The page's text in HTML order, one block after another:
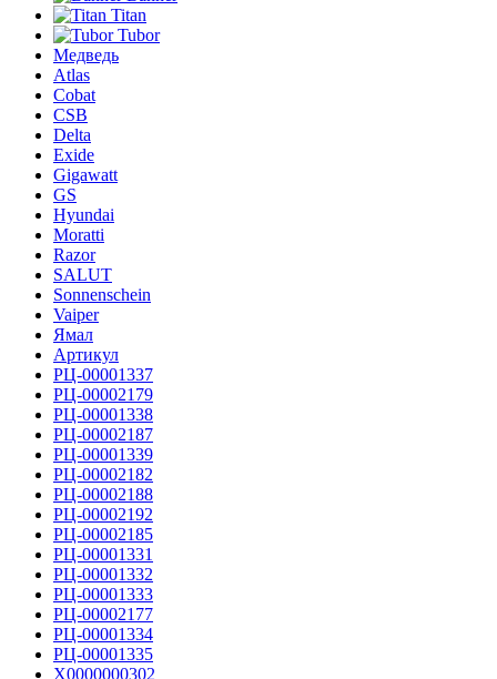
Titan
Tubor
Медведь
Atlas
Cobat
CSB
Delta
Exide
Gigawatt
GS
Hyundai
Moratti
Razor
SALUT
Sonnenschein
Vaiper
Ямал
Артикул
РЦ-00001337
РЦ-00002179
РЦ-00001338
РЦ-00002187
РЦ-00001339
РЦ-00002182
РЦ-00002188
РЦ-00002192
РЦ-00002185
РЦ-00001331
РЦ-00001332
РЦ-00001333
РЦ-00002177
РЦ-00001334
РЦ-00001335
Х0000000302